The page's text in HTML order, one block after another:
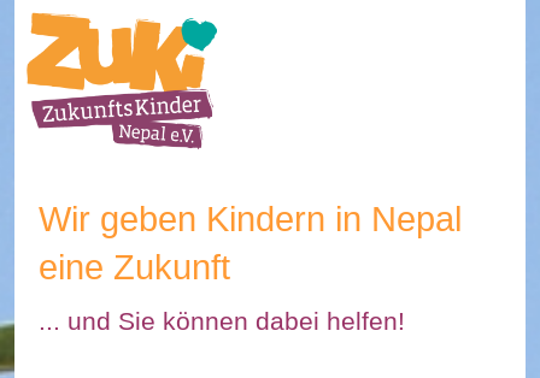
Wir geben Kindern in Nepal
eine Zukunft
... und Sie können dabei helfen!